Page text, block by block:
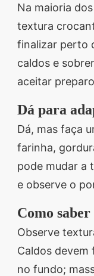
Na maioria
textura
finalizar perto
caldos e
aceitar
Dá para
Dá, mas faça
farinha,
pode mudar a
e observe o
Como
Observe
Caldos devem
no fundo;